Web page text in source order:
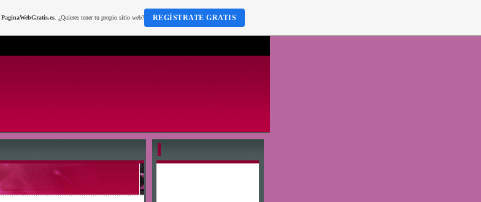
PaginaWebGratis.es. ¿Quieres tener tu propio sitio web? REGÍSTRATE GRATIS